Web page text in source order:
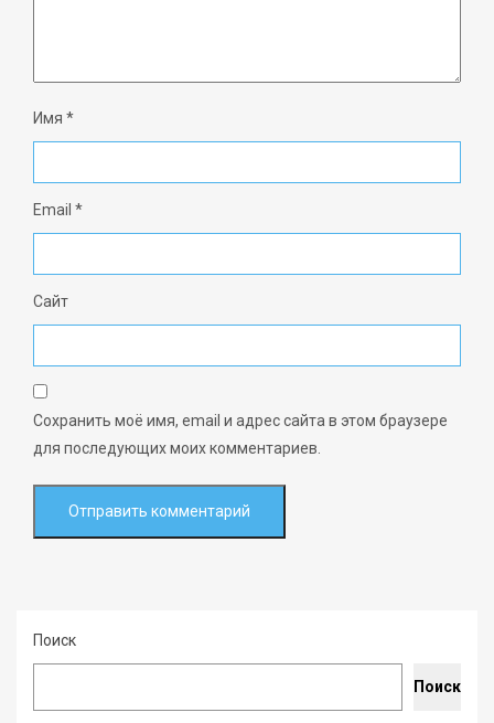
Имя *
Email *
Сайт
Сохранить моё имя, email и адрес сайта в этом браузере
для последующих моих комментариев.
Поиск
Поиск